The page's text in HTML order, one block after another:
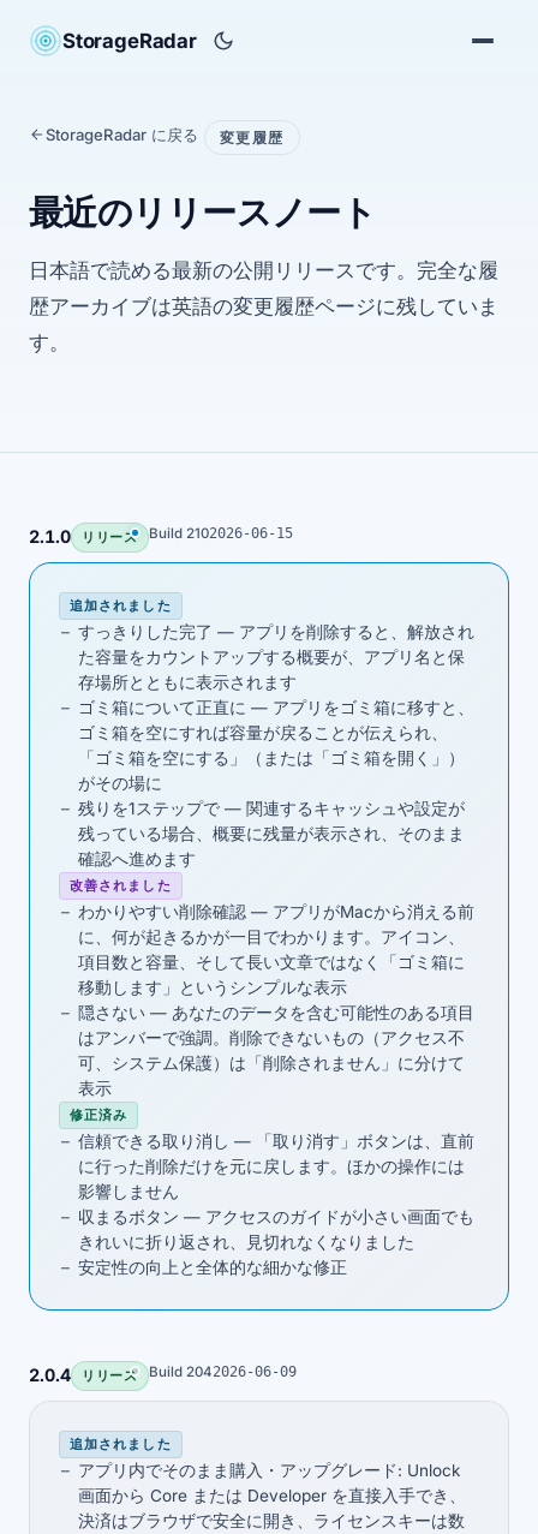
StorageRadar
StorageRadar に戻る 変更履歴
最近のリリースノート
日本語で読める最新の公開リリースです。完全な履
歴アーカイブは英語の変更履歴ページに残していま
す。
2.1.0 リリース Build 2102026-06-15
追加されました
すっきりした完了 — アプリを削除すると、解放され
た容量をカウントアップする概要が、アプリ名と保
存場所とともに表示されます
ゴミ箱について正直に — アプリをゴミ箱に移すと、
ゴミ箱を空にすれば容量が戻ることが伝えられ、
「ゴミ箱を空にする」（または「ゴミ箱を開く」）
がその場に
残りを1ステップで — 関連するキャッシュや設定が
残っている場合、概要に残量が表示され、そのまま
確認へ進めます
改善されました
わかりやすい削除確認 — アプリがMacから消える前
に、何が起きるかが一目でわかります。アイコン、
項目数と容量、そして長い文章ではなく「ゴミ箱に
移動します」というシンプルな表示
隠さない — あなたのデータを含む可能性のある項目
はアンバーで強調。削除できないもの（アクセス不
可、システム保護）は「削除されません」に分けて
表示
修正済み
信頼できる取り消し — 「取り消す」ボタンは、直前
に行った削除だけを元に戻します。ほかの操作には
影響しません
収まるボタン — アクセスのガイドが小さい画面でも
きれいに折り返され、見切れなくなりました
安定性の向上と全体的な細かな修正
2.0.4 リリース Build 2042026-06-09
追加されました
アプリ内でそのまま購入・アップグレード: Unlock
画面から Core または Developer を直接入手でき、
決済はブラウザで安全に開き、ライセンスキーは数